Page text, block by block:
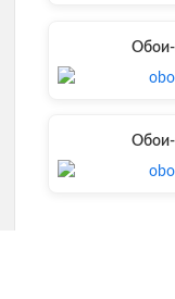
Обои-
Обои-